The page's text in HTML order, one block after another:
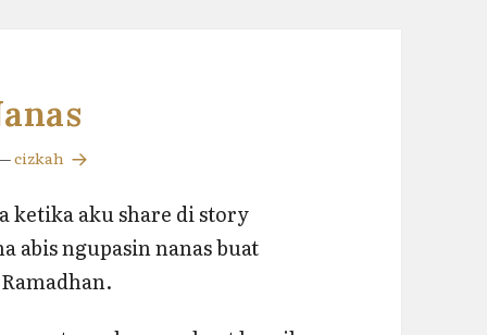
cizkah
ketika aku share di story
abis ngupasin nanas buat